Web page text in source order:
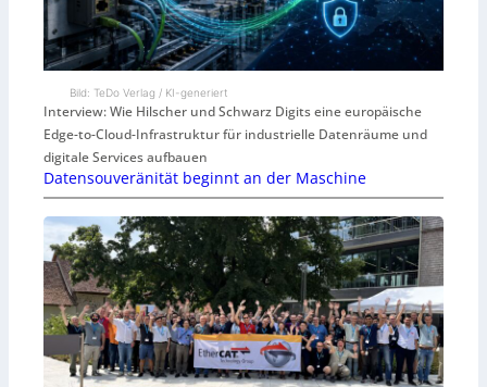
Bild: TeDo Verlag / KI-generiert
Interview: Wie Hilscher und Schwarz Digits eine europäische
Edge-to-Cloud-Infrastruktur für industrielle Datenräume und
digitale Services aufbauen
Datensouveränität beginnt an der Maschine